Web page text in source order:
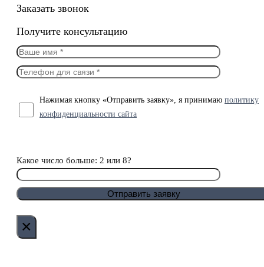
Заказать звонок
Получите консультацию
Нажимая кнопку «Отправить заявку», я принимаю политику
конфиденциальности сайта
Какое число больше: 2 или 8?
×